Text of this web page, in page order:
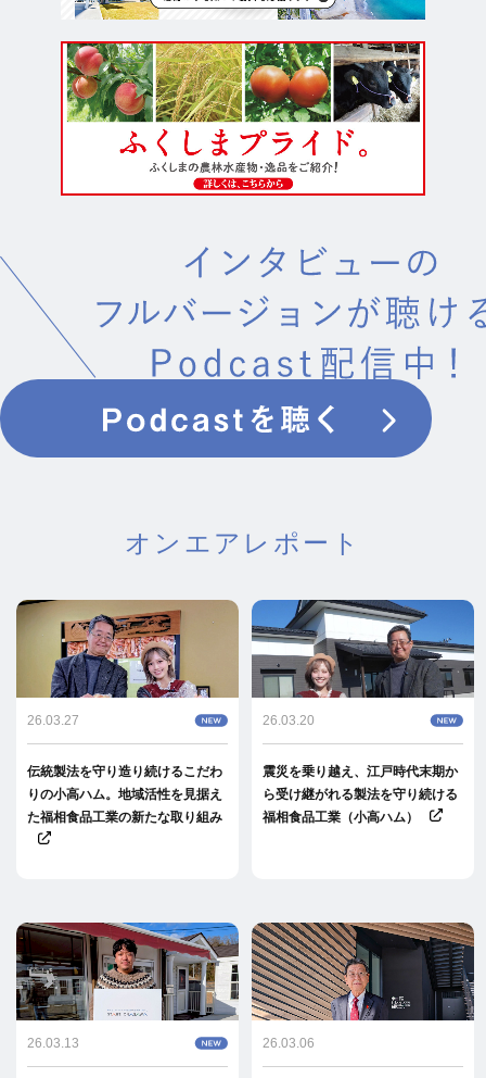
オンエアレポート
26.03.27
伝統製法を守り造り続けるこだわ
りの小高ハム。地域活性を見据え
た福相食品工業の新たな取り組み
26.03.20
震災を乗り越え、江戸時代末期か
ら受け継がれる製法を守り続ける
福相食品工業（小高ハム）
26.03.13 26.03.06